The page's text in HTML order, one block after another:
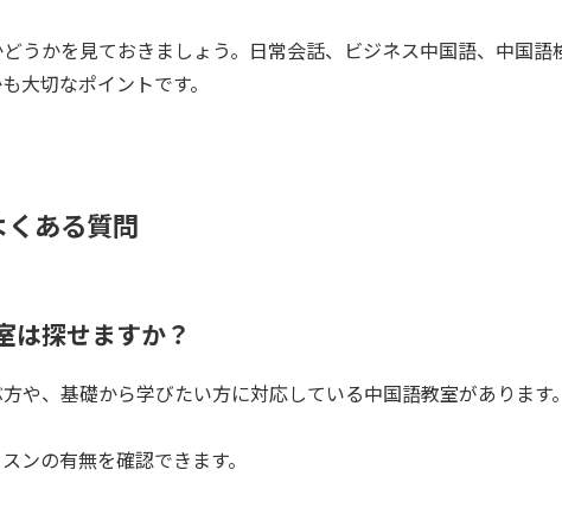
うかを見ておきましょう。日常会話、ビジネス中国語、中国
大切なポイントです。
ある質問
は探せますか？
や、基礎から学びたい方に対応している中国語教室があります。
ンの有無を確認できます。